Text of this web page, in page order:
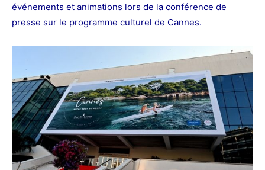
événements et animations lors de la conférence de
presse sur le programme culturel de Cannes.